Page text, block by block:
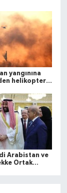
içinde bir
yangınına
helikopter
Arabistan ve
Ortak